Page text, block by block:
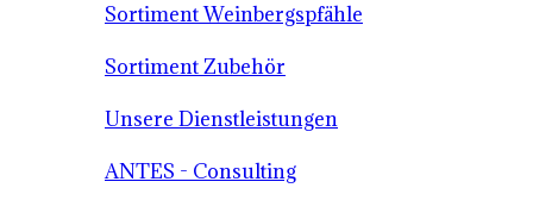
Sortiment Weinbergspfähle
Sortiment Zubehör
Unsere Dienstleistungen
ANTES - Consulting